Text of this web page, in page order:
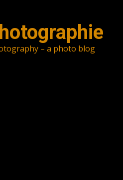
– a photo blog